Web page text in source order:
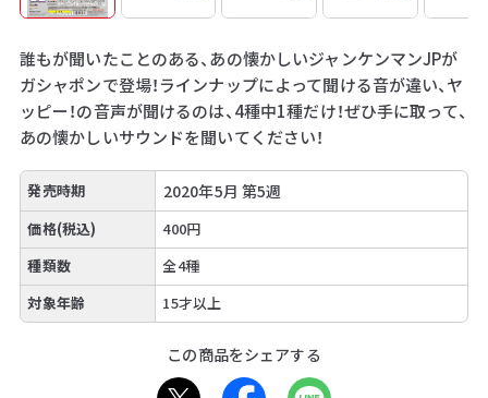
誰もが聞いたことのある、あの懐かしいジャンケンマンJPが
ガシャポンで登場！ラインナップによって聞ける音が違い、ヤ
ッピー！の音声が聞けるのは、4種中1種だけ！ぜひ手に取って、
あの懐かしいサウンドを聞いてください！
発売時期 2020年5月 第5週
価格(税込)
400円
種類数
全4種
対象年齢
15才以上
この商品をシェアする